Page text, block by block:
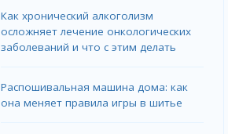
Как хронический алкоголизм
осложняет лечение онкологических
заболеваний и что с этим делать
Распошивальная машина дома: как
она меняет правила игры в шитье